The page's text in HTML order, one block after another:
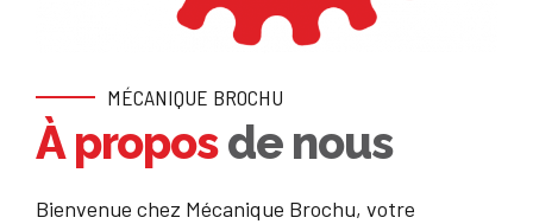
MÉCANIQUE BROCHU
À propos de nous
Bienvenue chez Mécanique Brochu, votre